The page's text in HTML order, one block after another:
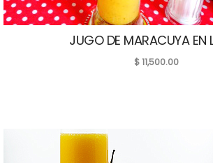
JUGO DE MARACUYA EN
$11,500.00